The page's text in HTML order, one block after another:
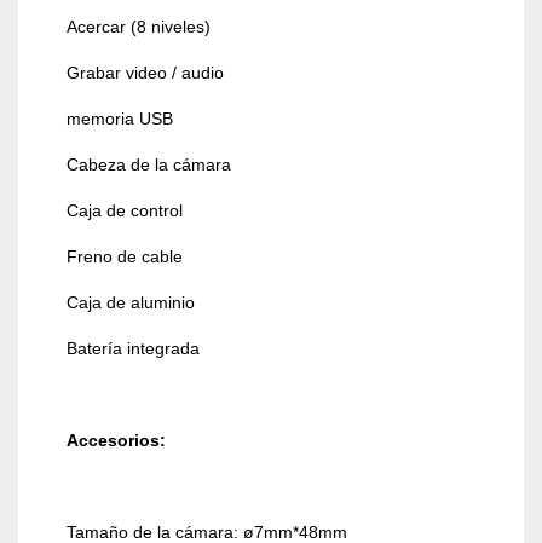
Acercar (8 niveles)
Grabar video / audio
memoria USB
Cabeza de la cámara
Caja de control
Freno de cable
Caja de aluminio
Batería integrada
Accesorios:
Tamaño de la cámara: ø7mm*48mm